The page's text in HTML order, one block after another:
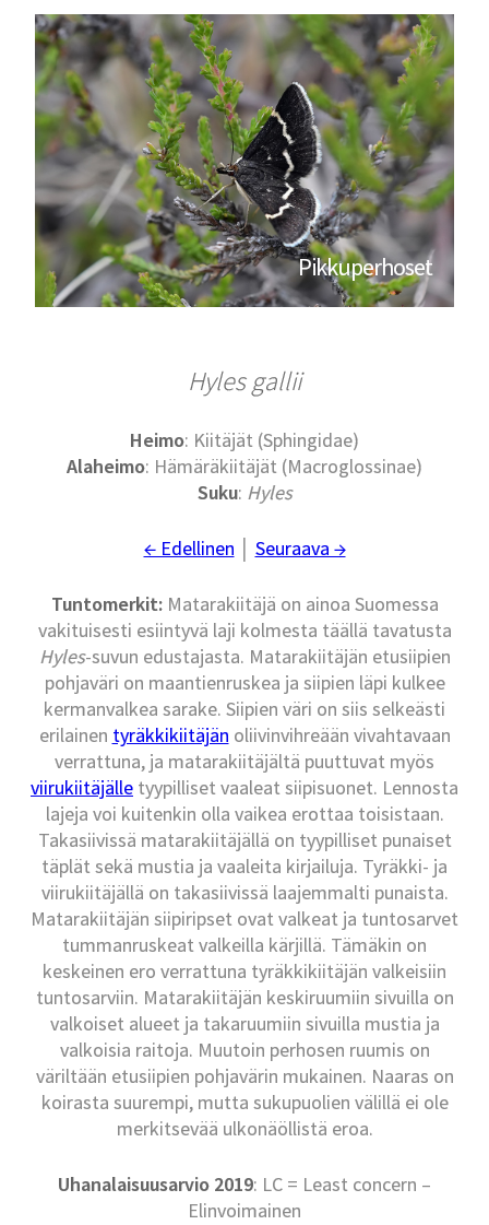
Pikkuperhoset
Hyles gallii
Heimo: Kiitäjät (Sphingidae)
Alaheimo: Hämäräkiitäjät (Macroglossinae)
Suku: Hyles
← Edellinen Seuraava →
Tuntomerkit:Matarakiitäjä on ainoa Suomessa
vakituisesti esiintyvä laji kolmesta täällä tavatusta
Hyles-suvun edustajasta. Matarakiitäjän etusiipien
pohjaväri on maantienruskea ja siipien läpi kulkee
kermanvalkea sarake. Siipien väri on siis selkeästi
erilainen tyräkkikiitäjän oliivinvihreään vivahtavaan
verrattuna, ja matarakiitäjältä puuttuvat myös
viirukiitäjälle tyypilliset vaaleat siipisuonet. Lennosta
lajeja voi kuitenkin olla vaikea erottaa toisistaan.
Takasiivissä matarakiitäjällä on tyypilliset punaiset
täplät sekä mustia ja vaaleita kirjailuja. Tyräkki- ja
viirukiitäjällä on takasiivissä laajemmalti punaista.
Matarakiitäjän siipiripset ovat valkeat ja tuntosarvet
tummanruskeat valkeilla kärjillä. Tämäkin on
keskeinen ero verrattuna tyräkkikiitäjän valkeisiin
tuntosarviin. Matarakiitäjän keskiruumiin sivuilla on
valkoiset alueet ja takaruumiin sivuilla mustia ja
valkoisia raitoja. Muutoin perhosen ruumis on
väriltään etusiipien pohjavärin mukainen. Naaras on
koirasta suurempi, mutta sukupuolien välillä ei ole
merkitsevää ulkonäöllistä eroa.
Uhanalaisuusarvio 2019: LC = Least concern –
Elinvoimainen